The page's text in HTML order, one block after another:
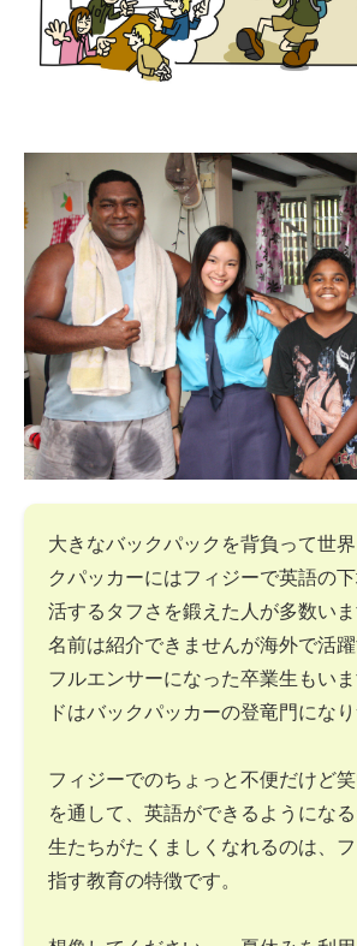
大きなバックパックを背負って世
クパッカーにはフィジーで英語の
活するタフさを鍛えた人が多数い
名前は紹介できませんが海外で活
フルエンサーになった卒業生もい
ドはバックパッカーの登竜門になり
フィジーでのちょっと不便だけど
を通して、英語ができるようにな
生たちがたくましくなれるのは、
指す教育の特徴です。